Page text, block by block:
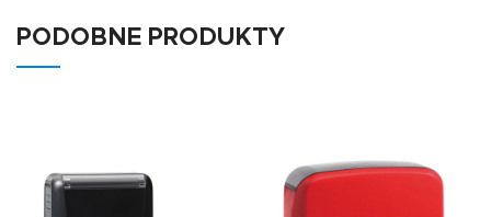
PODOBNE PRODUKTY